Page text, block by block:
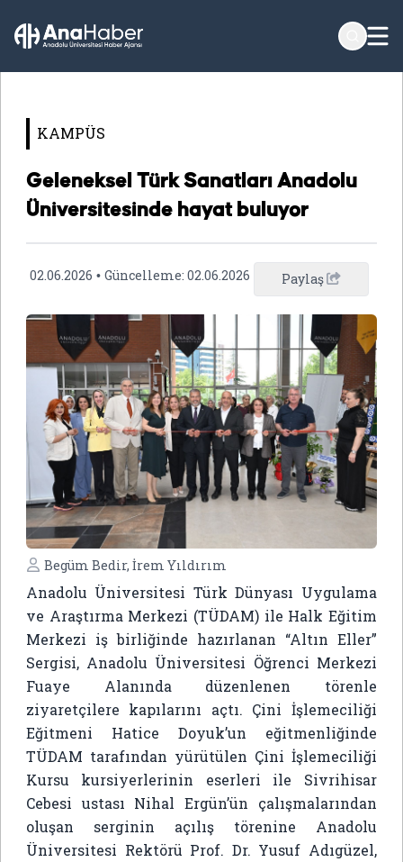
KAMPÜS
Geleneksel Türk Sanatları Anadolu
Üniversitesinde hayat buluyor
02.06.2026 • Güncelleme: 02.06.2026 Paylaş
Begüm Bedir, İrem Yıldırım
Anadolu Üniversitesi Türk Dünyası Uygulama
ve Araştırma Merkezi (TÜDAM) ile Halk Eğitim
Merkezi iş birliğinde hazırlanan “Altın Eller”
Sergisi, Anadolu Üniversitesi Öğrenci Merkezi
Fuaye Alanında düzenlenen törenle
ziyaretçilere kapılarını açtı. Çini İşlemeciliği
Eğitmeni Hatice Doyuk’un eğitmenliğinde
TÜDAM tarafından yürütülen Çini İşlemeciliği
Kursu kursiyerlerinin eserleri ile Sivrihisar
Cebesi ustası Nihal Ergün’ün çalışmalarından
oluşan serginin açılış törenine Anadolu
Üniversitesi Rektörü Prof. Dr. Yusuf Adıgüzel,